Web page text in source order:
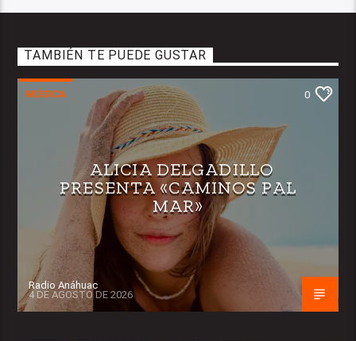
TAMBIÉN TE PUEDE GUSTAR
MÚSICA 0
ALICIA DELGADILLO
PRESENTA «CAMINOS PAL
MAR»
Radio Anáhuac
4 DE AGOSTO DE 2026